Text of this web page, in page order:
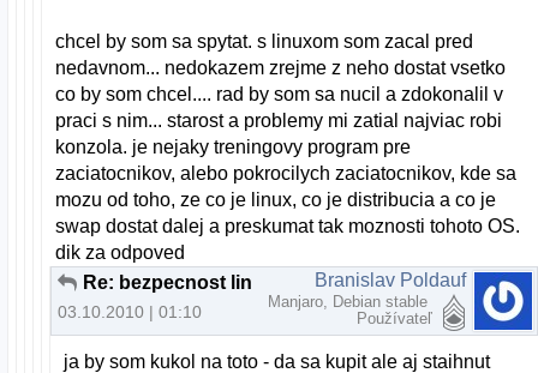
chcel by som sa spytat. s linuxom som zacal pred
nedavnom... nedokazem zrejme z neho dostat vsetko
co by som chcel.... rad by som sa nucil a zdokonalil v
praci s nim... starost a problemy mi zatial najviac robi
konzola. je nejaky treningovy program pre
zaciatocnikov, alebo pokrocilych zaciatocnikov, kde sa
mozu od toho, ze co je linux, co je distribucia a co je
swap dostat dalej a preskumat tak moznosti tohoto OS.
dik za odpoved
Re: bezpecnost linux
03.10.2010 | 01:10
Branislav Poldauf
Manjaro, Debian stable
Používateľ
ja by som kukol na toto - da sa kupit ale aj staihnut